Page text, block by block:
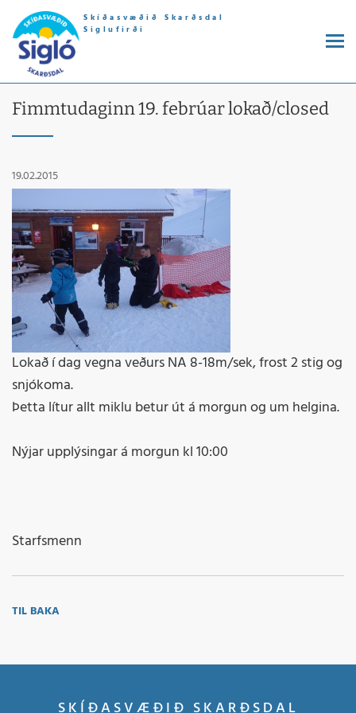
Skíðasvæðið Skarðsdal
Siglufirði
Fimmtudaginn 19. febrúar lokað/closed
19.02.2015
Lokað í dag vegna veðurs NA 8-18m/sek, frost 2 stig og
snjókoma.
Þetta lítur allt miklu betur út á morgun og um helgina.
Nýjar upplýsingar á morgun kl 10:00
Starfsmenn
TIL BAKA